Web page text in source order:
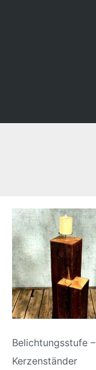
Belichtungsstufe –
Kerzenständer